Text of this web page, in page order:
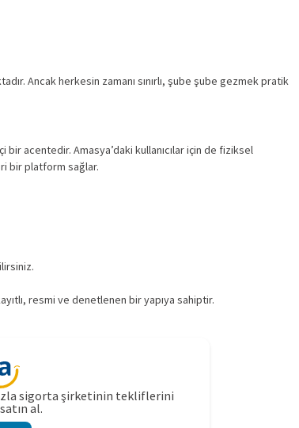
Ancak herkesin zamanı sınırlı, şube şube gezmek pratik
acentedir. Amasya’daki kullanıcılar için de fiziksel
bir platform sağlar.
resmi ve denetlenen bir yapıya sahiptir.
sigorta şirketinin tekliflerini
al.